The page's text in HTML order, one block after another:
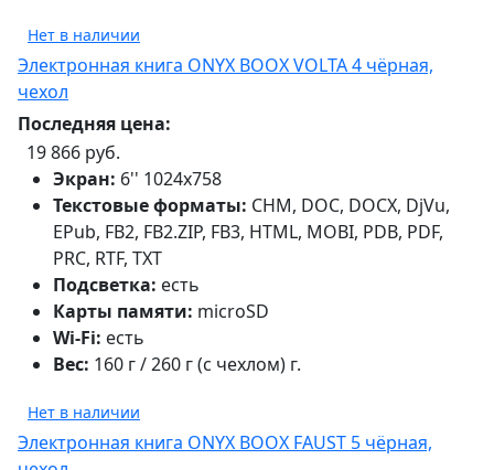
Нет в наличии
Электронная книга ONYX BOOX VOLTA 4 чёрная,
чехол
Последняя цена:
19 866 руб.
Экран: 6'' 1024x758
Текстовые форматы: CHM, DOC, DOCX, DjVu,
EPub, FB2, FB2.ZIP, FB3, HTML, MOBI, PDB, PDF,
PRC, RTF, TXT
Подсветка: есть
Карты памяти: microSD
Wi-Fi: есть
Вес: 160 г / 260 г (с чехлом) г.
Нет в наличии
Электронная книга ONYX BOOX FAUST 5 чёрная,